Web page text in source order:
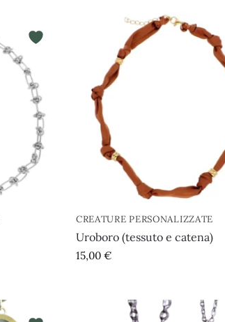
CREATURE PERSONALIZZATE
Uroboro (tessuto e catena)
15,00 €